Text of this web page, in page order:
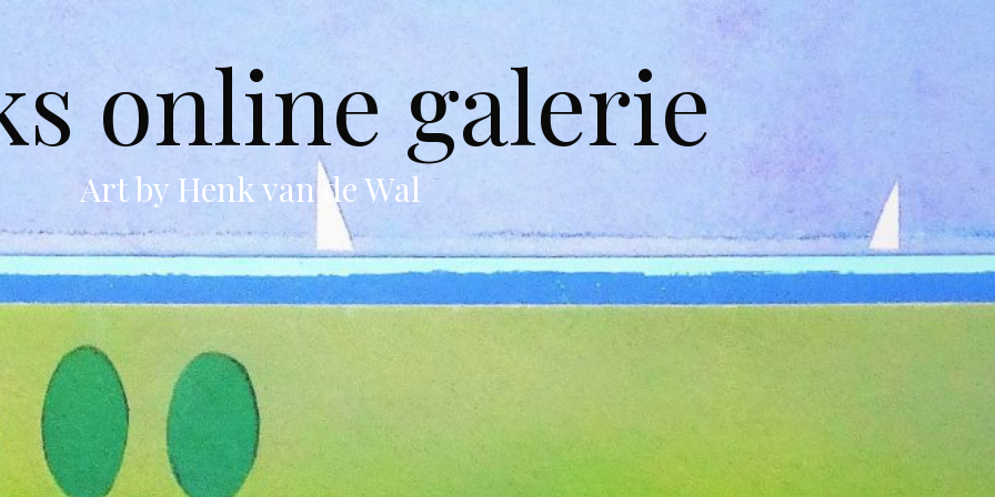
online galerie
Art by Henk van de Wal